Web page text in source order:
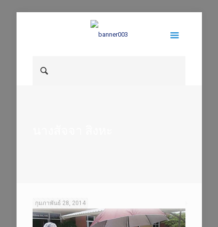
กุมภาพันธ์ 28, 2014